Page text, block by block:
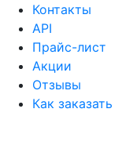
Контакты
API
Прайс-лист
Акции
Отзывы
Как заказать